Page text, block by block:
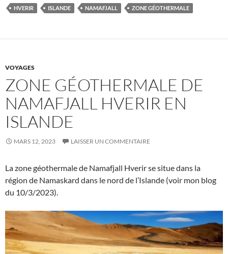
HVERIR ISLANDE NAMAFJALL ZONE GÉOTHERMALE
VOYAGES
ZONE GÉOTHERMALE DE
NAMAFJALL HVERIR EN
ISLANDE
MARS 12, 2023 LAISSER UN COMMENTAIRE
La zone géothermale de Namafjall Hverir se situe dans la
région de Namaskard dans le nord de l’Islande (voir mon blog
du 10/3/2023).